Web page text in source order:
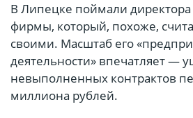
В Липецке поймали директора
фирмы, который, похоже,
своими. Масштаб его
деятельности» впечатляет —
невыполненных контрактов
миллиона рублей.